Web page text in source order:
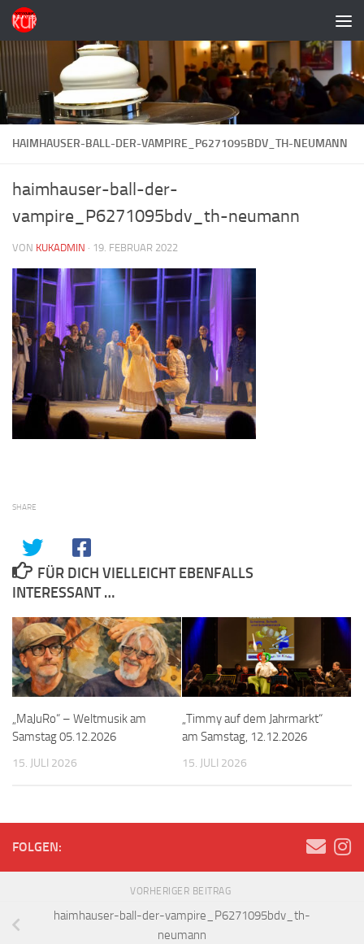
Zum Inhalt springen
HAIMHAUSER-BALL-DER-VAMPIRE_P6271095BDV_TH-NEUMANN
haimhauser-ball-der-
vampire_P6271095bdv_th-neumann
VON KUKADMIN · 19. FEBRUAR 2022
SHARE
FÜR DICH VIELLEICHT EBENFALLS
INTERESSANT …
„MaJuRo“ – Weltmusik am
Samstag 05.12.2026
15. JULI 2026
„Timmy auf dem Jahrmarkt“
am Samstag, 12.12.2026
15. JULI 2026
FOLGEN:
VORHERIGER BEITRAG
haimhauser-ball-der-vampire_P6271095bdv_th-
neumann